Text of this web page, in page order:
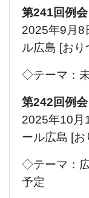
第241回例会
2025年9月8
ル広島 [おり
◇テーマ：
第242回例会
2025年10月
ール広島 [お
◇テーマ：
予定